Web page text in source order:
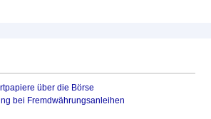
über die Börse
bei Fremdwährungsanleihen